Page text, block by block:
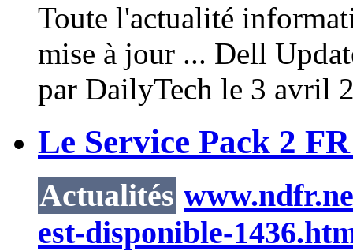
Toute l'actualité
mise à jour ... Dell
par DailyTech le 3 avril
Le Service Pack 2
Actualités
est-disponible-